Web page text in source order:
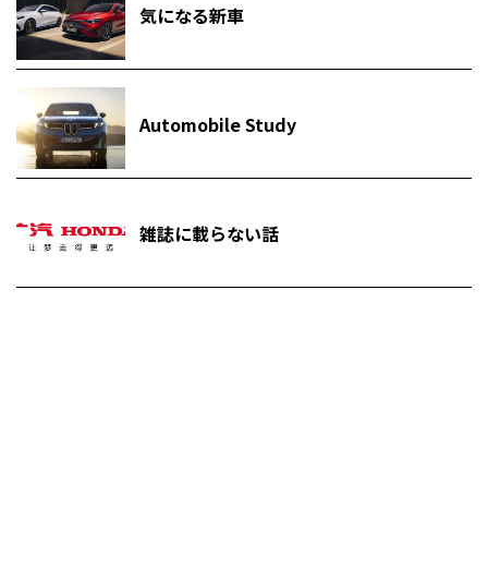
気になる新車
Automobile Study
雑誌に載らない話